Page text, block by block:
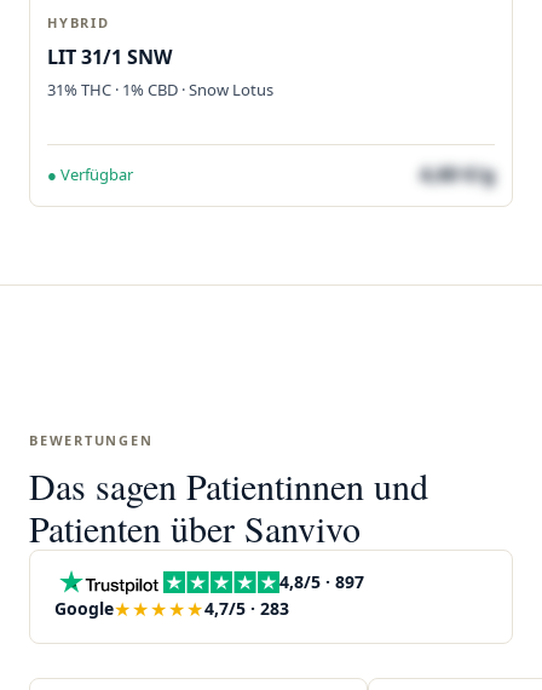
HYBRID
LIT 31/1 SNW
31% THC · 1% CBD · Snow Lotus
● Verfügbar 4,60 €/g
BEWERTUNGEN
Das sagen Patientinnen und
Patienten über Sanvivo
4,8/5 · 897
Google★★★★★4,7/5 · 283